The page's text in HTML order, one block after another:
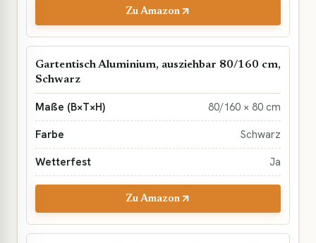
Zu Amazon
Gartentisch Aluminium, ausziehbar 80/160 cm,
Schwarz
80/160 × 80 cm
Schwarz
Ja
Zu Amazon